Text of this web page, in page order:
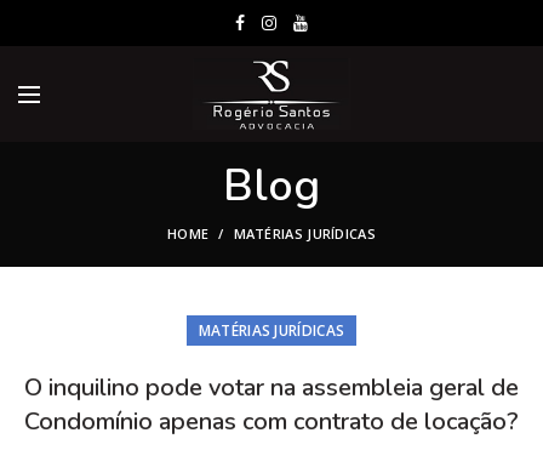
Blog
HOME MATÉRIAS JURÍDICAS
MATÉRIAS JURÍDICAS
O inquilino pode votar na assembleia geral de
Condomínio apenas com contrato de locação?